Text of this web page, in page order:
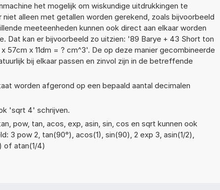
het mogelijk om wiskundige uitdrukkingen te
niet alleen met getallen worden gerekend, zoals bijvoorbeeld
meeteenheden kunnen ook direct aan elkaar worden
Dat kan er bijvoorbeeld zo uitzien: '89 Barye + 43 Short ton
x 11dm = ? cm^3'. De op deze manier gecombineerde
bij elkaar passen en zinvol zijn in de betreffende
worden afgerond op een bepaald aantal decimalen
'sqrt 4' schrijven.
pow, tan, acos, exp, asin, sin, cos en sqrt kunnen ook
3 pow 2, tan(90°), acos(1), sin(90), 2 exp 3, asin(1/2),
of atan(1/4)